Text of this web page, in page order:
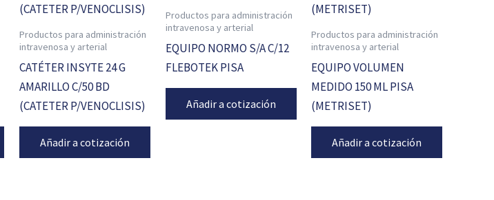
Productos para administración
intravenosa y arterial
CATÉTER INSYTE 24 G
AMARILLO C/50 BD
(CATETER P/VENOCLISIS)
Añadir a cotización
Productos para administración
intravenosa y arterial
EQUIPO NORMO S/A C/12
FLEBOTEK PISA
Añadir a cotización
Productos para administración
intravenosa y arterial
EQUIPO VOLUMEN
MEDIDO 150 ML PISA
(METRISET)
Añadir a cotización